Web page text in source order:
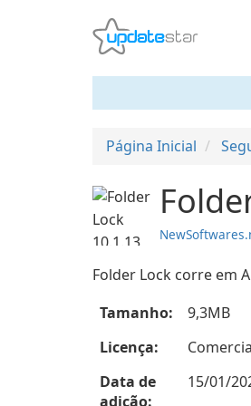
Página Inicial
Folder Lock corre em
Tamanho:
9,3MB
Licença:
Data de
adição:
15/01/